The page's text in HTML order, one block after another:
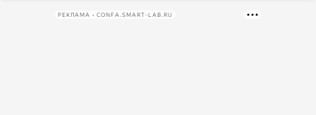
РЕКЛАМА • CONFA.SMART-LAB.RU